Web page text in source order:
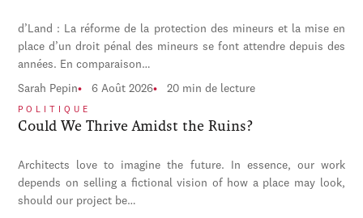
d’Land : La réforme de la protection des mineurs et la mise en
place d’un droit pénal des mineurs se font attendre depuis des
années. En comparaison…
Sarah Pepin 6 Août 2026 20 min de lecture
POLITIQUE
Could We Thrive Amidst the Ruins?
Architects love to imagine the future. In essence, our work
depends on selling a fictional vision of how a place may look,
should our project be…